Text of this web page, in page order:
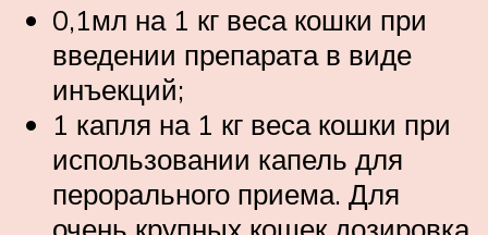
0,1мл на 1 кг веса кошки при
введении препарата в виде
инъекций;
1 капля на 1 кг веса кошки при
использовании капель для
перорального приема. Для